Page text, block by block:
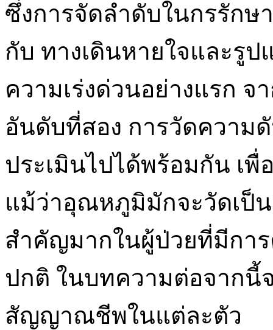
ซึ่งการจัดลำดับในกรรักษ
กับ ทางเดินหายใจและรูป
ความเร่งด่วนอย่างแรก
อันดับที่สอง การวัดความ
ประเมินไปได้พร้อมกัน เพื่
แม้ว่าอุณหภูมิมักจะวัดเป็
สำคัญมากในผู้ป่วยที่มีกา
ปกติ ในบทความต่อจากนี้
สัญญาณชีพในแต่ละตัว